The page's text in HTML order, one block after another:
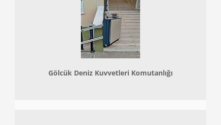
Gölcük Deniz Kuvvetleri Komutanlığı